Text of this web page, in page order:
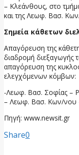
– Κλεάνθους, στο
και της Λεωφ. Βασ.
Σημεία κάθετων
Απαγόρευση της
διαδρομή διεξαγωγής
απαγόρευση της
ελεγχόμενων κόμβων:
-Λεωφ. Βασ. Σοφίας –
– Λεωφ. Βασ. Κων/νου
Πηγή: www.newsit.gr
Share0